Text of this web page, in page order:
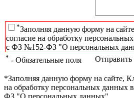
*Заполняя данную форму на
согласие на обработку
с ФЗ №152-ФЗ "О персональных
* - Обязательные поля Отправить
*Заполняя данную форму на сайте,
на обработку персональных данных